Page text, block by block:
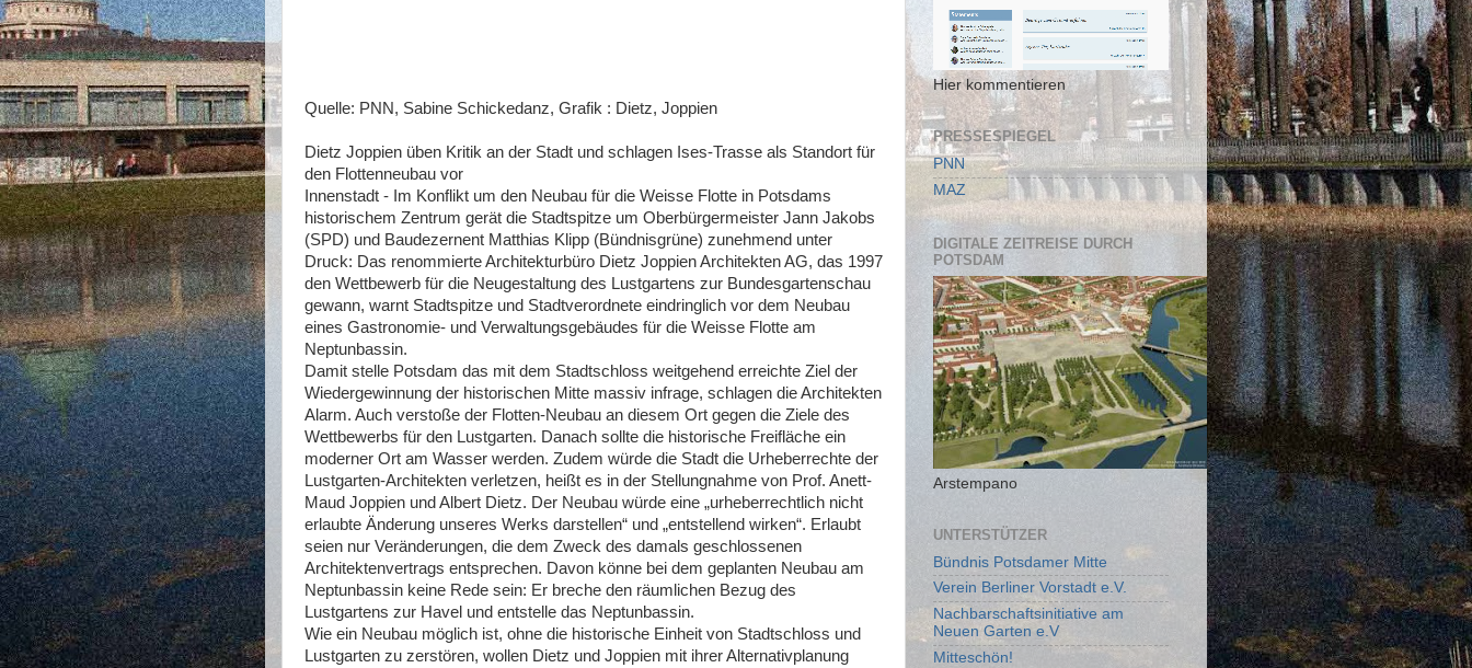
Quelle: PNN, Sabine Schickedanz, Grafik : Dietz, Joppien
Dietz Joppien üben Kritik an der Stadt und schlagen Ises-Trasse als Standort für
den Flottenneubau vor
Innenstadt - Im Konflikt um den Neubau für die Weisse Flotte in Potsdams
historischem Zentrum gerät die Stadtspitze um Oberbürgermeister Jann Jakobs
(SPD) und Baudezernent Matthias Klipp (Bündnisgrüne) zunehmend unter
Druck: Das renommierte Architekturbüro Dietz Joppien Architekten AG, das 1997
den Wettbewerb für die Neugestaltung des Lustgartens zur Bundesgartenschau
gewann, warnt Stadtspitze und Stadtverordnete eindringlich vor dem Neubau
eines Gastronomie- und Verwaltungsgebäudes für die Weisse Flotte am
Neptunbassin.
Damit stelle Potsdam das mit dem Stadtschloss weitgehend erreichte Ziel der
Wiedergewinnung der historischen Mitte massiv infrage, schlagen die Architekten
Alarm. Auch verstoße der Flotten-Neubau an diesem Ort gegen die Ziele des
Wettbewerbs für den Lustgarten. Danach sollte die historische Freifläche ein
moderner Ort am Wasser werden. Zudem würde die Stadt die Urheberrechte der
Lustgarten-Architekten verletzen, heißt es in der Stellungnahme von Prof. Anett-
Maud Joppien und Albert Dietz. Der Neubau würde eine „urheberrechtlich nicht
erlaubte Änderung unseres Werks darstellen“ und „entstellend wirken“. Erlaubt
seien nur Veränderungen, die dem Zweck des damals geschlossenen
Architektenvertrags entsprechen. Davon könne bei dem geplanten Neubau am
Neptunbassin keine Rede sein: Er breche den räumlichen Bezug des
Lustgartens zur Havel und entstelle das Neptunbassin.
Wie ein Neubau möglich ist, ohne die historische Einheit von Stadtschloss und
Lustgarten zu zerstören, wollen Dietz und Joppien mit ihrer Alternativplanung
Hier kommentieren
PRESSESPIEGEL
PNN
MAZ
DIGITALE ZEITREISE DURCH
POTSDAM
Arstempano
UNTERSTÜTZER
Bündnis Potsdamer Mitte
Verein Berliner Vorstadt e.V.
Nachbarschaftsinitiative am
Neuen Garten e.V
Mitteschön!